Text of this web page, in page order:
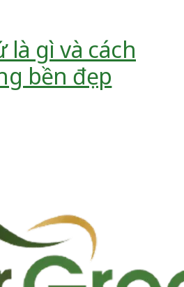
là gì và cách
bền đẹp